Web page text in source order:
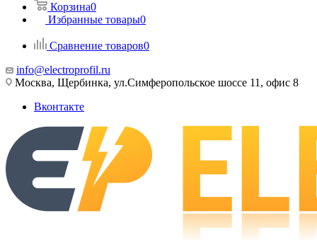
Корзина0
Избранные товары0
Сравнение товаров0
info@electroprofil.ru
Москва, Щербинка, ул.Симферопольское шоссе 11, офис 8
Вконтакте